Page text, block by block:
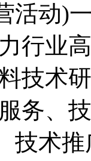
活动)
行业
技术
务、
技术